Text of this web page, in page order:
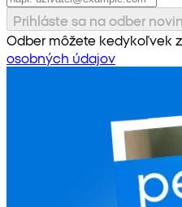
Prihláste sa na odber
Odber môžete kedykoľvek
osobných údajov